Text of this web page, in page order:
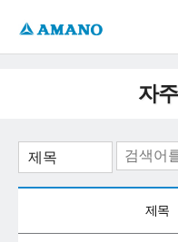
자
제목